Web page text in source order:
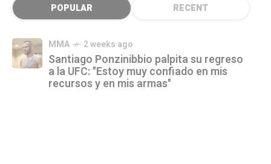
POPULAR RECENT
MMA 2 weeks ago
Santiago Ponzinibbio palpita su regreso
a la UFC: "Estoy muy confiado en mis
recursos y en mis armas"